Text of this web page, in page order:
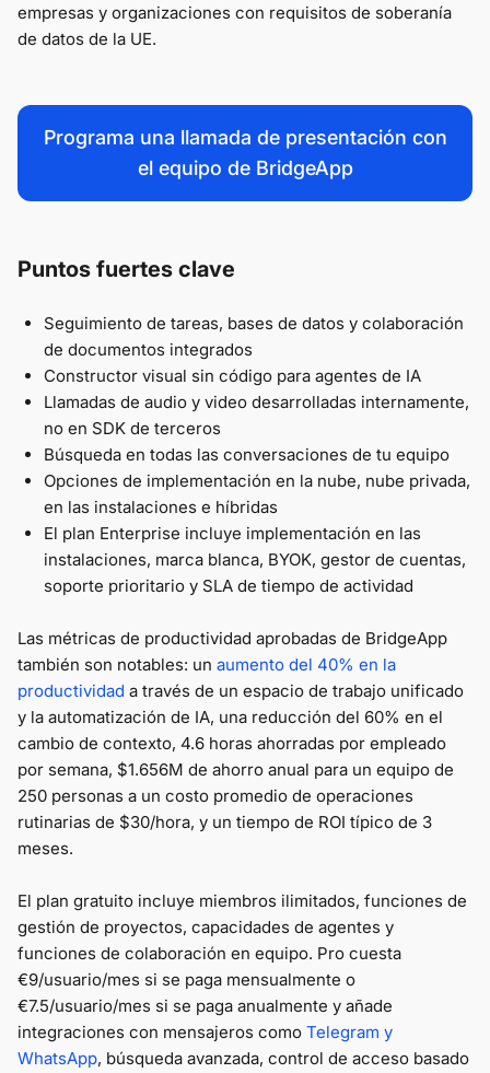
empresas y organizaciones con requisitos de soberanía
de datos de la UE.
Programa una llamada de presentación con
el equipo de BridgeApp
Puntos fuertes clave
Seguimiento de tareas, bases de datos y colaboración
de documentos integrados
Constructor visual sin código para agentes de IA
Llamadas de audio y video desarrolladas internamente,
no en SDK de terceros
Búsqueda en todas las conversaciones de tu equipo
Opciones de implementación en la nube, nube privada,
en las instalaciones e híbridas
El plan Enterprise incluye implementación en las
instalaciones, marca blanca, BYOK, gestor de cuentas,
soporte prioritario y SLA de tiempo de actividad
Las métricas de productividad aprobadas de BridgeApp
también son notables: un aumento del 40% en la
productividad a través de un espacio de trabajo unificado
y la automatización de IA, una reducción del 60% en el
cambio de contexto, 4.6 horas ahorradas por empleado
por semana, $1.656M de ahorro anual para un equipo de
250 personas a un costo promedio de operaciones
rutinarias de $30/hora, y un tiempo de ROI típico de 3
meses.
El plan gratuito incluye miembros ilimitados, funciones de
gestión de proyectos, capacidades de agentes y
funciones de colaboración en equipo. Pro cuesta
€9/usuario/mes si se paga mensualmente o
€7.5/usuario/mes si se paga anualmente y añade
integraciones con mensajeros como Telegram y
WhatsApp, búsqueda avanzada, control de acceso basado